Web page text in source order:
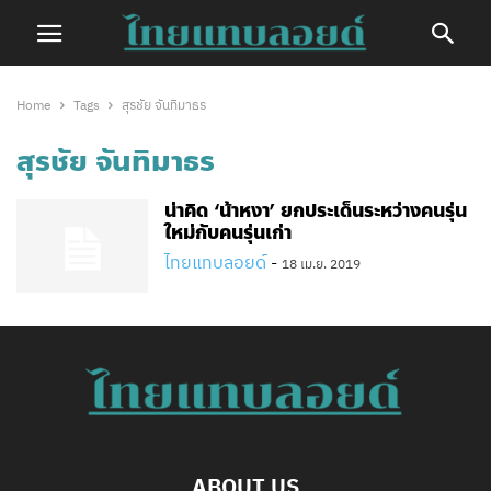
Home Tags สุรชัย จันทิมาธร
สุรชัย จันทิมาธร
น่าคิด ‘น้าหงา’ ยกประเด็นระหว่างคนรุ่น
ใหม่กับคนรุ่นเก่า
ไทยแทบลอยด์ - 18 เม.ย. 2019